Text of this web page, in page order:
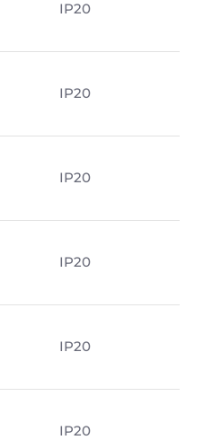
IP20
IP20
IP20
IP20
IP20
IP20